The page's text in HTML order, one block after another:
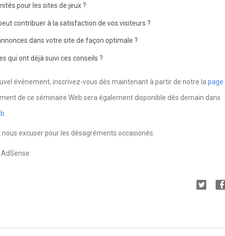
pour les sites de jeux ?
contribuer à la satisfaction de vos visiteurs ?
dans votre site de façon optimale ?
qui ont déjà suivi ces conseils ?
évènement, inscrivez-vous dès maintenant à partir de notre la page
de ce séminaire Web sera également disponible dès demain dans
excuser pour les désagréments occasionés.